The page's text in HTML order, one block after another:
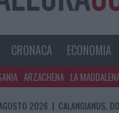
CRONACA ECONOMIA
ARZACHENA LA
2026 | CALANGIANUS,